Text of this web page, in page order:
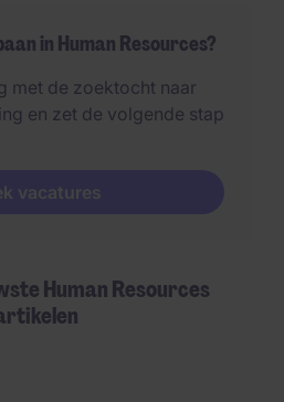
in Human Resources?
met de zoektocht naar
en zet de volgende stap
vacatures
Human Resources